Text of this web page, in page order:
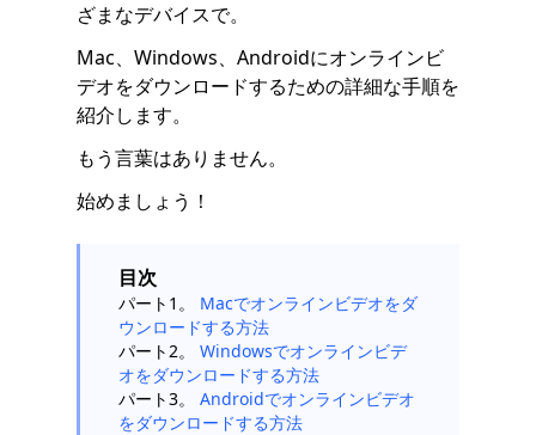
ざまなデバイスで。
Mac、Windows、Androidにオンラインビ
デオをダウンロードするための詳細な手順を
紹介します。
もう言葉はありません。
始めましょう！
目次
パート1。 Macでオンラインビデオをダ
ウンロードする方法
パート2。 Windowsでオンラインビデ
オをダウンロードする方法
パート3。 Androidでオンラインビデオ
をダウンロードする方法